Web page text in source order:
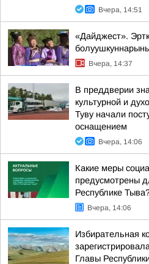
Вчера, 14:51
«Дайджест».
Вчера, 14:37
В преддверии
культурной и
Туву начали
оснащением
Вчера, 14:06
Какие меры
предусмотрены
Республике
Вчера, 14:06
Избирательная
Главы